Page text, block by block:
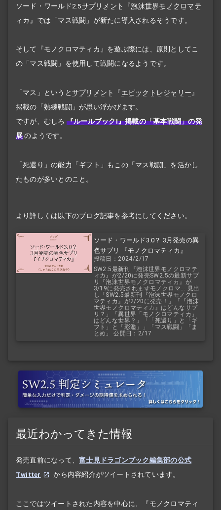
ソード・ワールド2.5サプリメント 『泡沫世界モノクロマテ
ィカ 』では「マス戦闘」が新たに導入されるそうです。
そして『モノクロマティカ』を遊ぶ際には、原則としてこ
の「マス戦闘」を使用して戦闘になるようです。
「マス」というとサプリメント 『エピックトレジャリー 』
掲載の「熟練戦闘」が思い浮かびます。
ですが、むしろ 『ルールブックI』掲載の「基本戦闘」の発
展 のようです。
「死還り」の能力「ギフト」もこの「マス戦闘」を活かし
たものが多いとのこと。
より詳しくは以下のブログ記事を参考にしてください。
ソード・ワールド3.0？ 3月発売の異
色サプリ 『モノクロマティカ』
投稿日：2024/2/17
SW2.5最新刊『泡沫世界モノクロマテ
ィカ』が2/20に発売SW2.5の最新サプ
リ『泡沫世界モノクロマティカ』が
3/19に発売されますモノクロマ... 見出
し「SW2.5最新刊『泡沫世界モノクロ
マティカ』が2/20に発売！」「『泡沫
世界モノクロマティカ』はどんなサプ
リ？」「異世界「モノクロマティカ」
はどんな世界？」「「死還り」と「ギ
フト」と「彩濫」」「マス戦闘」「ま
とめ」 公開日：2/17
最近わかってきた情報
発売直前になって、富士見ドラゴンブック編集部の公式
Twitter
から内容紹介がツイートされています。
ここではツイートされた内容を中心に、『モノクロマティ